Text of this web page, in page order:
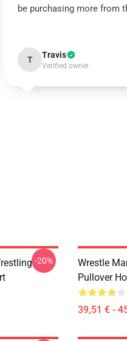
be purchasing more from
T Travis
Verified owner
-20%
Wrestle
Pullover
39,51 € -